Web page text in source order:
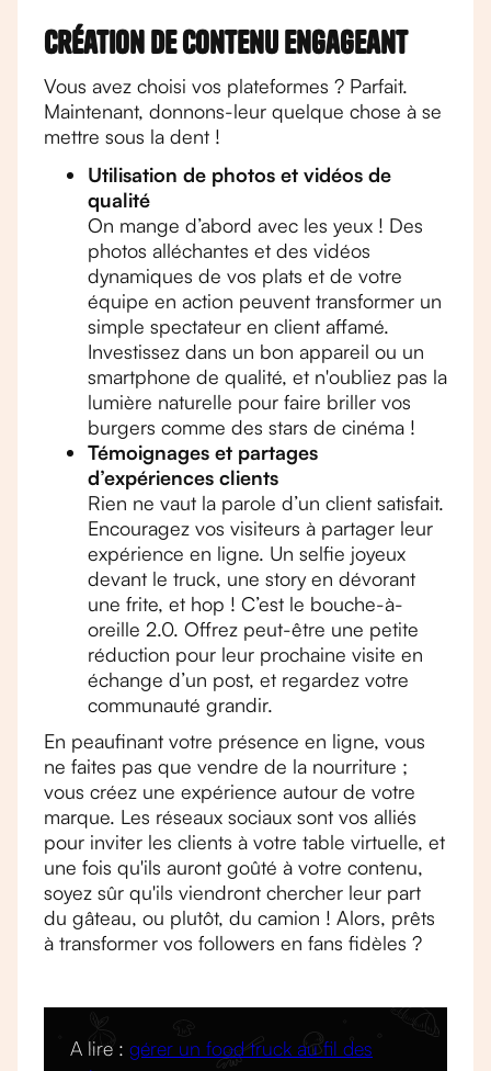
Création de contenu engageant
Vous avez choisi vos plateformes ? Parfait.
Maintenant, donnons-leur quelque chose à se
mettre sous la dent !
Utilisation de photos et vidéos de
qualité
On mange d’abord avec les yeux ! Des
photos alléchantes et des vidéos
dynamiques de vos plats et de votre
équipe en action peuvent transformer un
simple spectateur en client affamé.
Investissez dans un bon appareil ou un
smartphone de qualité, et n'oubliez pas la
lumière naturelle pour faire briller vos
burgers comme des stars de cinéma !
Témoignages et partages
d’expériences clients
Rien ne vaut la parole d’un client satisfait.
Encouragez vos visiteurs à partager leur
expérience en ligne. Un selfie joyeux
devant le truck, une story en dévorant
une frite, et hop ! C’est le bouche-à-
oreille 2.0. Offrez peut-être une petite
réduction pour leur prochaine visite en
échange d’un post, et regardez votre
communauté grandir.
En peaufinant votre présence en ligne, vous
ne faites pas que vendre de la nourriture ;
vous créez une expérience autour de votre
marque. Les réseaux sociaux sont vos alliés
pour inviter les clients à votre table virtuelle, et
une fois qu'ils auront goûté à votre contenu,
soyez sûr qu'ils viendront chercher leur part
du gâteau, ou plutôt, du camion ! Alors, prêts
à transformer vos followers en fans fidèles ?
A lire : gérer un food truck au fil des